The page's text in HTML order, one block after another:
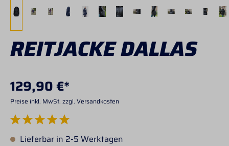
REITJACKE DALLAS
129,90 €*
Preise inkl. MwSt. zzgl. Versandkosten
Durchschnittliche Bewertung von 5 von 5 Sternen
Lieferbar in 2-5 Werktagen